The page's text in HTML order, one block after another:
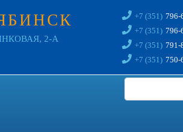
2-А
+7 (351) 796-
+7 (351) 796-
+7 (351) 791-
+7 (351) 750-